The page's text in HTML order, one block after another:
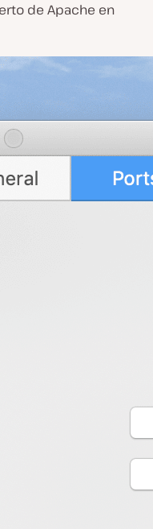
de Apache en